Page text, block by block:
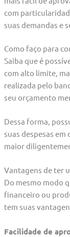
com
suas demandas e
Como faço para
Saiba que é
com alto limite,
realizada pelo
seu orçamento
Dessa forma,
suas despesas
maior
Vantagens de ter
Do mesmo modo
financeiro ou
tem suas
Facilidade de